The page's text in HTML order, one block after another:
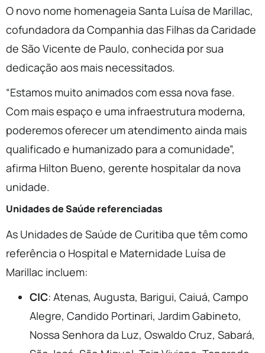
O novo nome homenageia Santa Luísa de Marillac,
cofundadora da Companhia das Filhas da Caridade
de São Vicente de Paulo, conhecida por sua
dedicação aos mais necessitados.
“Estamos muito animados com essa nova fase.
Com mais espaço e uma infraestrutura moderna,
poderemos oferecer um atendimento ainda mais
qualificado e humanizado para a comunidade”,
afirma Hilton Bueno, gerente hospitalar da nova
unidade.
Unidades de Saúde referenciadas
As Unidades de Saúde de Curitiba que têm como
referência o Hospital e Maternidade Luísa de
Marillac incluem:
CIC: Atenas, Augusta, Barigui, Caiuá, Campo
Alegre, Candido Portinari, Jardim Gabineto,
Nossa Senhora da Luz, Oswaldo Cruz, Sabará,